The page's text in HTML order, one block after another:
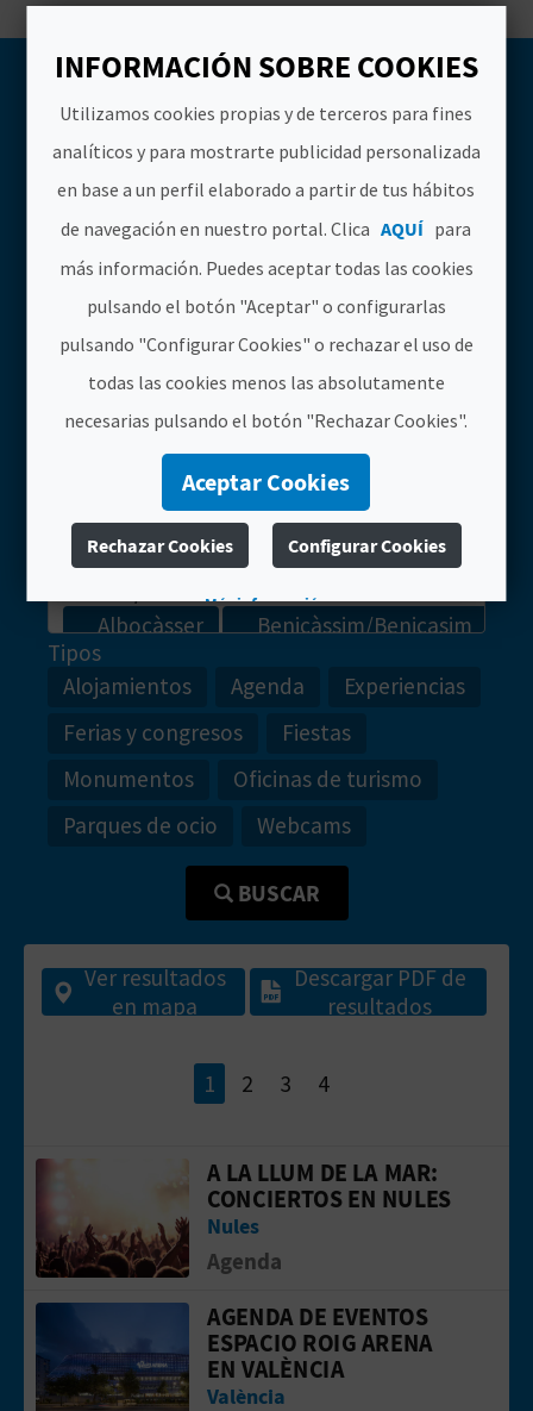
ENCUENTRA
Nombre
Provincias
Alacant/Alicante
Castelló/Castellón
València
Tipos
Alojamientos
Agenda
Experiencias
Ferias y congresos
Fiestas
Monumentos
Oficinas de turismo
Parques de ocio
Webcams
BUSCAR
Ver resultados
en mapa
Descargar PDF de
resultados
1 2 3 4
Ir a la p&aacute;gina de A la llum de
A LA LLUM DE LA MAR:
CONCIERTOS EN NULES
Nules
Agenda
Ir a la p&aacute;gina de Agenda de
AGENDA DE EVENTOS
ESPACIO ROIG ARENA
EN VALÈNCIA
València
INFORMACIÓN SOBRE COOKIES
Utilizamos cookies propias y de terceros para fines
analíticos y para mostrarte publicidad personalizada
en base a un perfil elaborado a partir de tus hábitos
de navegación en nuestro portal. Clica AQUÍ para
más información. Puedes aceptar todas las cookies
pulsando el botón "Aceptar" o configurarlas
pulsando "Configurar Cookies" o rechazar el uso de
todas las cookies menos las absolutamente
necesarias pulsando el botón "Rechazar Cookies".
Aceptar Cookies
Rechazar Cookies Configurar Cookies
Más información